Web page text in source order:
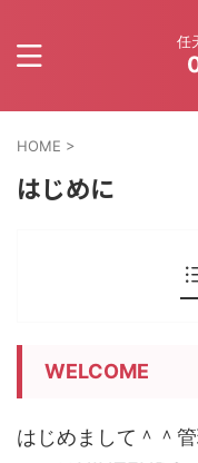
任
HOME >
はじめに
WELCOME
はじめまして＾＾